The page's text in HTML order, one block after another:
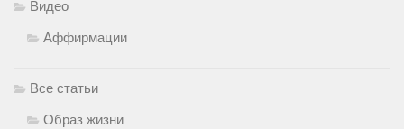
Видео
Аффирмации
Все статьи
Образ жизни